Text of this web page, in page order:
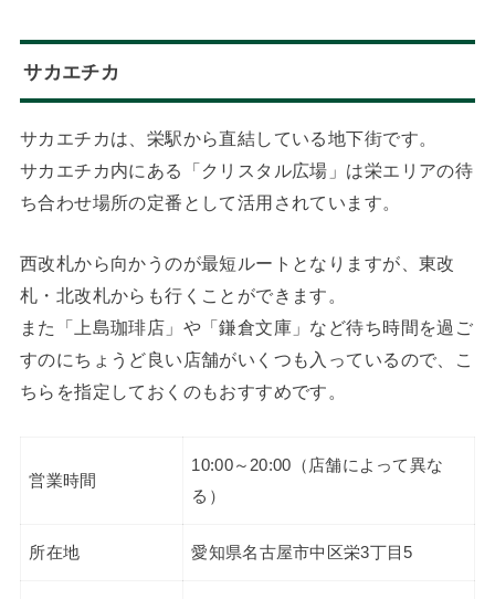
サカエチカ
サカエチカは、栄駅から直結している地下街です。
サカエチカ内にある「クリスタル広場」は栄エリアの待
ち合わせ場所の定番として活用されています。
西改札から向かうのが最短ルートとなりますが、東改
札・北改札からも行くことができます。
また「上島珈琲店」や「鎌倉文庫」など待ち時間を過ご
すのにちょうど良い店舗がいくつも入っているので、こ
ちらを指定しておくのもおすすめです。
営業時間
10:00～20:00（店舗によって異な
る）
所在地 愛知県名古屋市中区栄3丁目5